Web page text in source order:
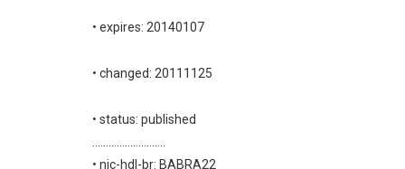
• expires: 20140107
• changed: 20111125
• status: published
• nic-hdl-br: BABRA22